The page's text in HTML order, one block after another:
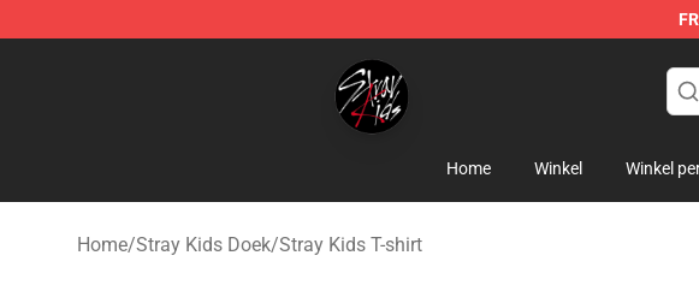
Stray Kids Shop - Official Stray Kids Merchandise Store
Home Winkel Winkel
Home/Stray Kids Doek/Stray Kids T-shirt